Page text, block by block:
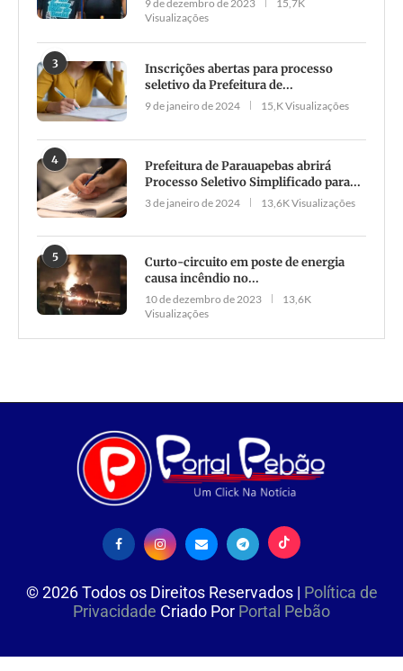
9 de dezembro de 2023
15,7K
Visualizações
3
Inscrições abertas para processo
seletivo da Prefeitura de...
9 de janeiro de 2024 15,K Visualizações
4
Prefeitura de Parauapebas abrirá
Processo Seletivo Simplificado para...
3 de janeiro de 2024 13,6K Visualizações
5
Curto-circuito em poste de energia
causa incêndio no...
10 de dezembro de 2023
13,6K
Visualizações
©2026Todos os Direitos Reservados | Política de
Privacidade Criado Por Portal Pebão